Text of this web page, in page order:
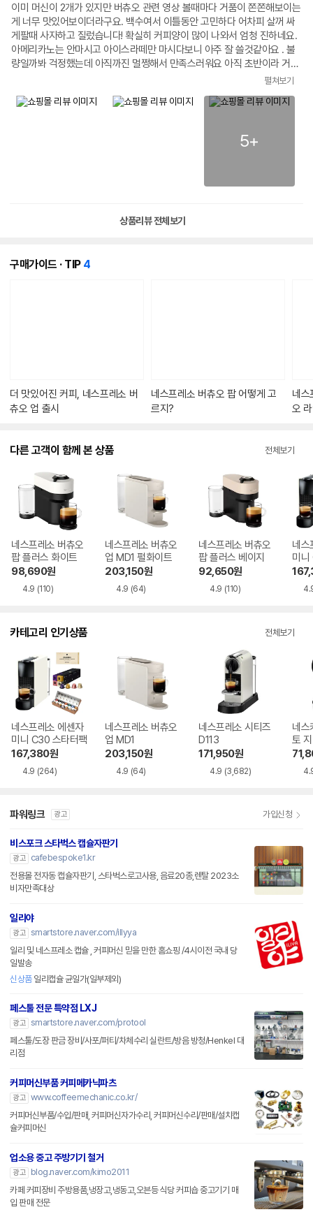
이미 머신이 2개가 있지만 버츄오 관련 영상 볼때마다 거품이 쫀쫀해보이는
게 너무 맛있어보이더라구요. 백수여서 이틀동안 고민하다 어차피 살꺼 싸
게팔때 사자하고 질렀습니다! 확실히 커피양이 많이 나와서 엄청 진하네요.
아메리카노는 안마시고 아이스라떼만 마시다보니 아주 잘 쓸것같아요 . 불
량일까봐 걱정했는데 아직까진 멀쩡해서 만족스러워요 아직 초반이라 거품
로 청소용으로 물 한번씩 내리는데 버츄오도 그렇게 해야겠어요. 커피내리
펼쳐보기
5+
상품리뷰 전체보기
구매가이드 · TIP 4개
더 맛있어진 커피, 네스프레소 버
츄오 업 출시
네스프레소 버츄오 팝 어떻게 고
르지?
네스
오
다른 고객이 함께 본 상품 전체보기
네스프레소 버츄오
팝 플러스 화이트
98,690원
4.9 (110)
네스프레소 버츄오
업 MD1 펄화이트
203,150원
4.9 (64)
네스프레소 버츄오
팝 플러스 베이지
92,650원
4.9 (110)
네스
미니
카테고리 인기상품 전체보기
네스프레소 에센자
미니 C30 스타터팩
167,380원
4.9 (264)
네스프레소 버츄오
업 MD1
203,150원
4.9 (64)
네스프레소 시티즈
D113
171,950원
4.9 (3,682)
네스
토
파워링크 광고 가입신청
비스포크 스타벅스 캡슐자판기
광고
cafebespoke1.kr
전용몰 전자동 캡슐자판기, 스타벅스로고사용, 음료20종,렌탈 2023소
비자만족대상
일리야
광고 smartstore.naver.com/illyya
일리 및 네스프레소 캡슐 , 커피머신 믿을 만한 홈쇼핑 /4시이전 국내 당
일발송
신상품일리캡슐 균일가(일부제외)
페스툴 전문 특약점 LXJ
광고 smartstore.naver.com/protool
페스툴/도장 판금 장비/사포/퍼티/차체수리 실란트/방음 방청/Henkel 대
리점
커피머신부품 커피메카닉파츠
광고 www.coffeemechanic.co.kr/
커피머신부품/수입/판매, 커피머신자가수리, 커피머신수리/판매/설치캡
슐커피머신
업소용 중고 주방기기 철거
광고
blog.naver.com/kimo2011
카페 커피장비 주방용품,냉장고,냉동고,오븐등 식당 커피숍 중고기기 매
입 판매 전문